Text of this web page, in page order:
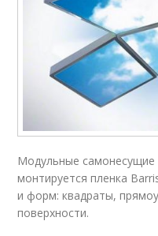
Модульные
монтируется пленка
и форм: квадраты,
поверхности.